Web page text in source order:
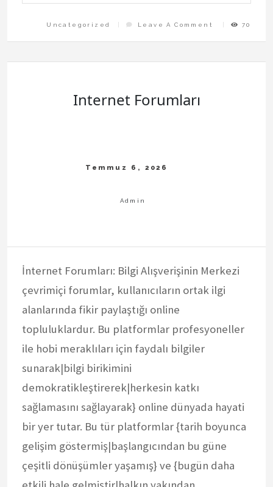
Uncategorized Leave A Comment
On
Gaziantepe
Sevkiyat
70
Internet Forumları
İnternet Forumları: Bilgi Alışverişinin Merkezi
çevrimiçi forumlar, kullanıcıların ortak ilgi
alanlarında fikir paylaştığı online
topluluklardur. Bu platformlar profesyoneller
ile hobi meraklıları için faydalı bilgiler
sunarak|bilgi birikimini
demokratikleştirerek|herkesin katkı
sağlamasını sağlayarak} online dünyada hayati
bir yer tutar. Bu tür platformlar {tarih boyunca
gelişim göstermiş|başlangıcından bu güne
çeşitli dönüşümler yaşamış} ve {bugün daha